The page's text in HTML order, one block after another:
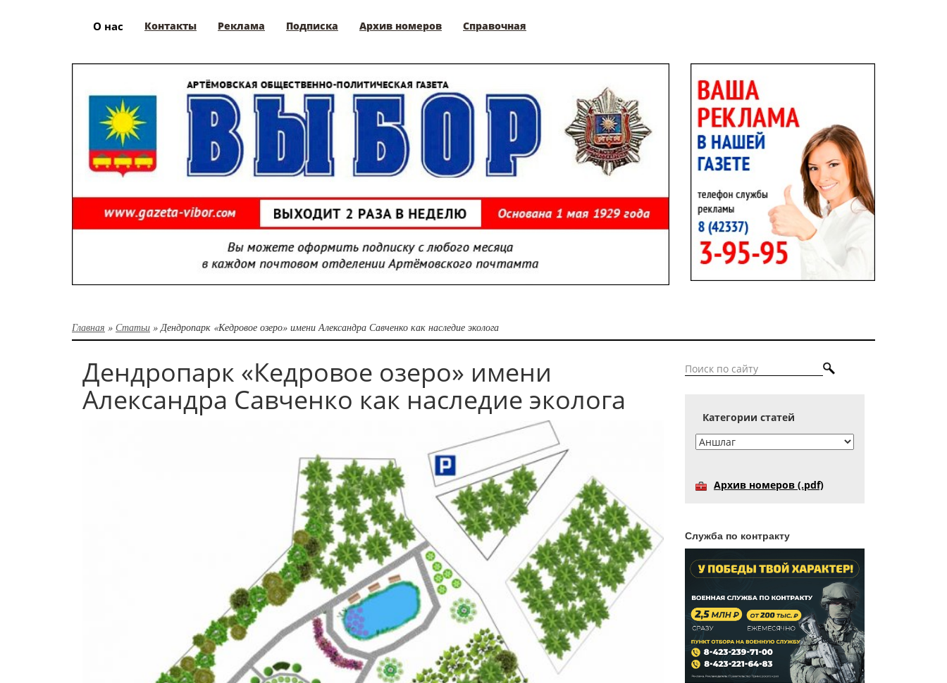
О нас Контакты Реклама Подписка Архив номеров Справочная
Главная » Статьи » Дендропарк «Кедровое озеро» имени Александра Савченко как наследие эколога
Дендропарк «Кедровое озеро» имени
Александра Савченко как наследие эколога
Категории статей
Архив номеров (.pdf)
Служба по контракту